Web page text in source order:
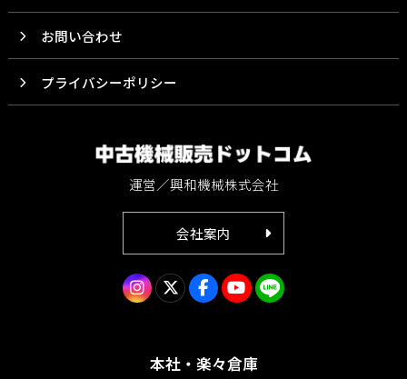
お問い合わせ
プライバシーポリシー
運営／興和機械株式会社
会社案内
本社・楽々倉庫